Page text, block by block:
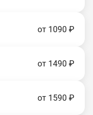
от 1090 ₽
от 1490 ₽
от 1590 ₽